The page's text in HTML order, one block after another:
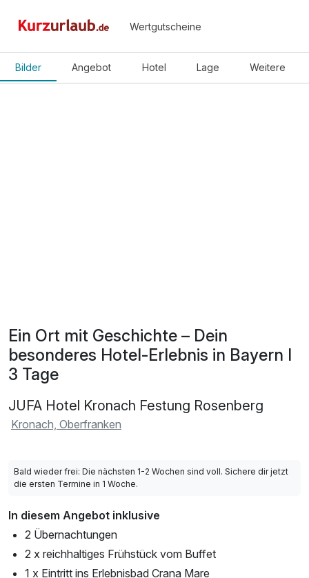
Wertgutscheine
Bilder Angebot Hotel Lage Weitere
Ein Ort mit Geschichte – Dein
besonderes Hotel-Erlebnis in Bayern I
3 Tage
JUFA Hotel Kronach Festung Rosenberg
Kronach, Oberfranken
Bald wieder frei: Die nächsten 1-2 Wochen sind voll. Sichere dir jetzt
die ersten Termine in 1 Woche.
In diesem Angebot inklusive
2 Übernachtungen
2 x reichhaltiges Frühstück vom Buffet
1 x Eintritt ins Erlebnisbad Crana Mare